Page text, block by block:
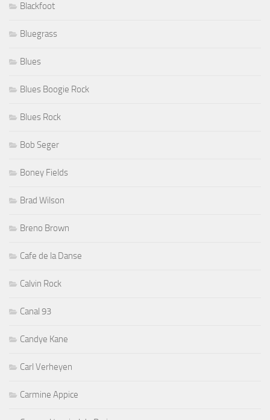
Blackfoot
Bluegrass
Blues
Blues Boogie Rock
Blues Rock
Bob Seger
Boney Fields
Brad Wilson
Breno Brown
Cafe de la Danse
Calvin Rock
Canal 93
Candye Kane
Carl Verheyen
Carmine Appice